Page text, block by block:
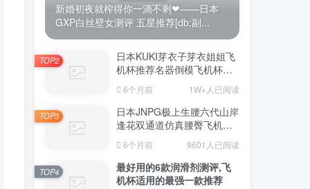
新婚初夜就榨得你一滴不剩❤——日本
GXP白丝壁女测评 五星推荐[db:副...
日本KUKI芽衣子芽衣姐姐飞
机杯推荐名器倒模飞机杯测
6个月前 1W+人已阅读
TOP2
日本JNPG极上生腰六代山岸
逢花双通道仿真腰臀飞机杯
致真实感的资深玩家
6个月前 9601人已阅读
TOP3
最好用的6款润滑剂测评,飞
机杯适用的最强一款推荐
TOP4